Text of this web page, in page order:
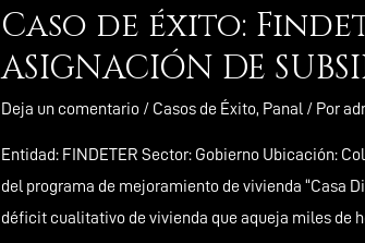
Caso de éxito:
ASIGNACIÓN DE
Deja un comentario / Casos de Éxito, Panal / Por
Entidad: FINDETER Sector: Gobierno Ubicación:
del programa de mejoramiento de vivienda “Casa
déficit cualitativo de vivienda que aqueja miles de